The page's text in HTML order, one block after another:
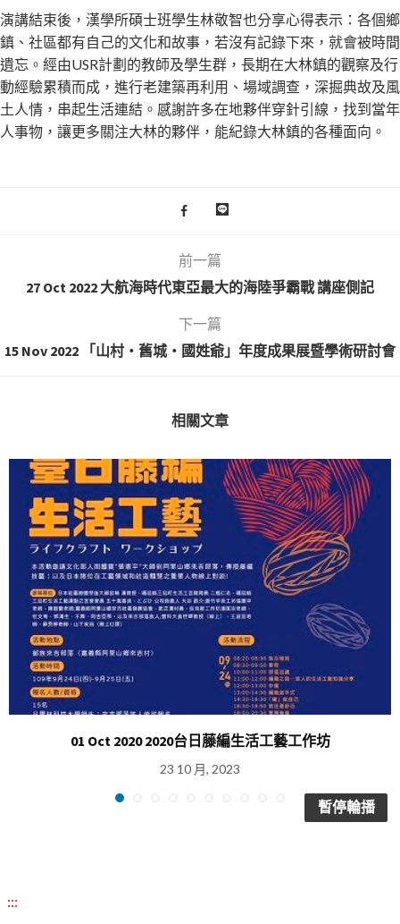
演講結束後，漢學所碩士班學生林敬智也分享心得表示：各個鄉
鎮、社區都有自己的文化和故事，若沒有記錄下來，就會被時間
遺忘。經由USR計劃的教師及學生群，長期在大林鎮的觀察及行
動經驗累積而成，進行老建築再利用、場域調查，深掘典故及風
土人情，串起生活連結。感謝許多在地夥伴穿針引線，找到當年
人事物，讓更多關注大林的夥伴，能紀錄大林鎮的各種面向。
前一篇
27 Oct 2022 大航海時代東亞最大的海陸爭霸戰 講座側記
下一篇
15 Nov 2022 「山村‧舊城‧國姓爺」年度成果展暨學術研討會
相關文章
01 Oct 2020 2020台日藤編生活工藝工作坊
23 10 月, 2023
暫停輪播
:::